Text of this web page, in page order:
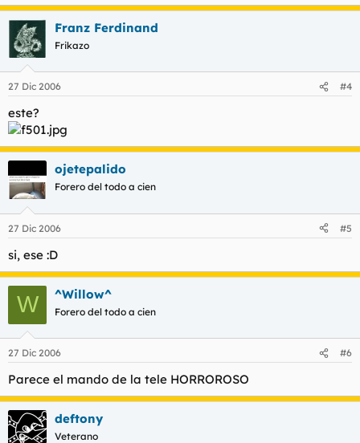
Franz Ferdinand
Frikazo
27 Dic 2006 #4
este?
ojetepalido
Forero del todo a cien
27 Dic 2006 #5
si, ese :D
W ^Willow^
Forero del todo a cien
27 Dic 2006 #6
Parece el mando de la tele HORROROSO
deftony
Veterano